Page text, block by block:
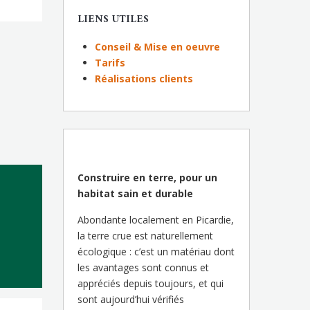
LIENS UTILES
Conseil & Mise en oeuvre
Tarifs
Réalisations clients
Construire en terre, pour un
habitat sain et durable
Abondante localement en Picardie,
la terre crue est naturellement
écologique : c’est un matériau dont
les avantages sont connus et
appréciés depuis toujours, et qui
sont aujourd’hui vérifiés